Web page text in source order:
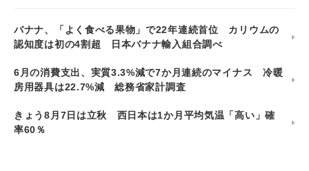
バナナ、「よく食べる果物」で22年連続首位 カリウムの
認知度は初の4割超 日本バナナ輸入組合調べ
6月の消費支出、実質3.3%減で7か月連続のマイナス 冷暖
房用器具は22.7%減 総務省家計調査
きょう8月7日は立秋 西日本は1か月平均気温「高い」確
率60％